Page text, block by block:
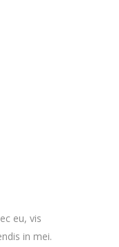
eu, vis
in mei.